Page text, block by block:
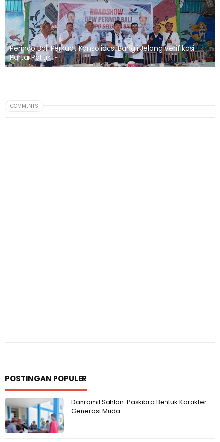
Perindo Bali Perkuat Konsolidasi Bangli Jelang Verifikasi
Partai Politik
COMMENTS
POSTINGAN POPULER
Danramil Sahlan: Paskibra Bentuk Karakter
Generasi Muda